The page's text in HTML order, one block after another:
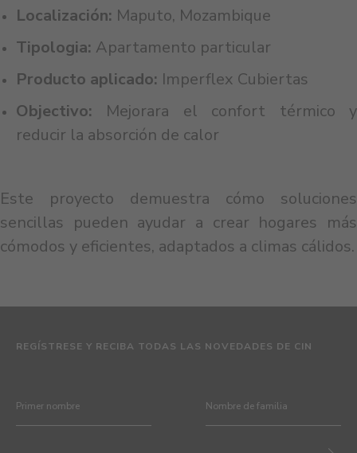
Localización: Maputo, Mozambique
Tipologia: Apartamento particular
Producto aplicado: Imperflex Cubiertas
Objectivo: Mejorara el confort térmico y
reducir la absorción de calor
Este proyecto demuestra cómo soluciones
sencillas pueden ayudar a crear hogares más
cómodos y eficientes, adaptados a climas cálidos.
REGÍSTRESE Y RECIBA TODAS LAS NOVEDADES DE CIN